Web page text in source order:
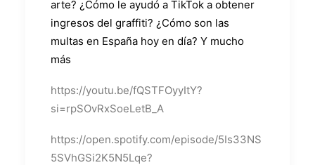
arte? ¿Cómo le ayudó a TikTok a obtener
ingresos del graffiti? ¿Cómo son las
multas en España hoy en día? Y mucho
más
https://youtu.be/fQSTFOyyItY?
si=rpSOvRxSoeLetB_A
https://open.spotify.com/episode/5Is33NS
5SVhGSi2K5N5Lqe?